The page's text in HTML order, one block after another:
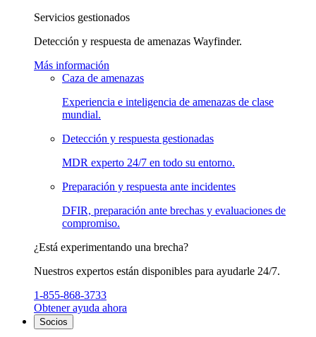
Servicios gestionados
Detección y respuesta de amenazas Wayfinder.
Más información
Caza de amenazas
Experiencia e inteligencia de amenazas de clase
mundial.
Detección y respuesta gestionadas
MDR experto 24/7 en todo su entorno.
Preparación y respuesta ante incidentes
DFIR, preparación ante brechas y evaluaciones de
compromiso.
¿Está experimentando una brecha?
Nuestros expertos están disponibles para ayudarle 24/7.
1-855-868-3733
Obtener ayuda ahora
Socios